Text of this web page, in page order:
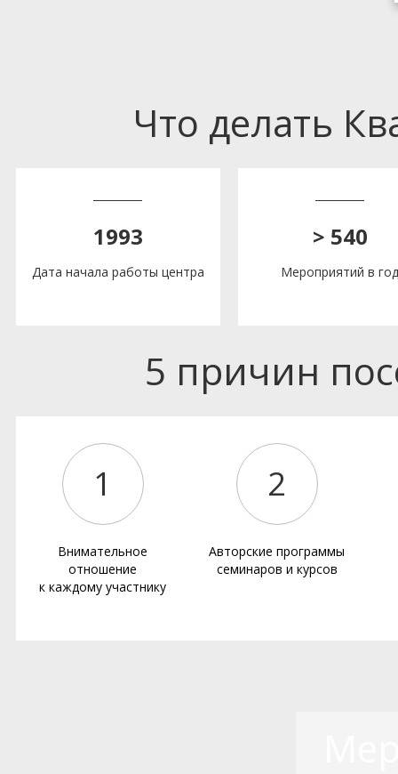
Что делать
1993
Дата начала работы центра
> 540
Мероприятий в год
5 причин
1
Внимательное
отношение
к каждому участнику
2
Авторские программы
семинаров и курсов